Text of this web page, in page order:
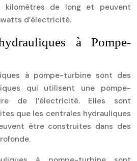
kilomètres de long et peuvent
d’électricité.
à Pompe-
à pompe-turbine sont des
qui utilisent une pompe-
de l’électricité. Elles sont
que les centrales hydrauliques
être construites dans des